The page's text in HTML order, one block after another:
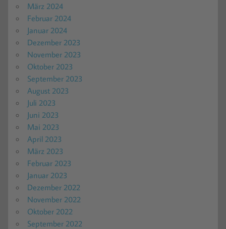
März 2024
Februar 2024
Januar 2024
Dezember 2023
November 2023
Oktober 2023
September 2023
August 2023
Juli 2023
Juni 2023
Mai 2023
April 2023
März 2023
Februar 2023
Januar 2023
Dezember 2022
November 2022
Oktober 2022
September 2022